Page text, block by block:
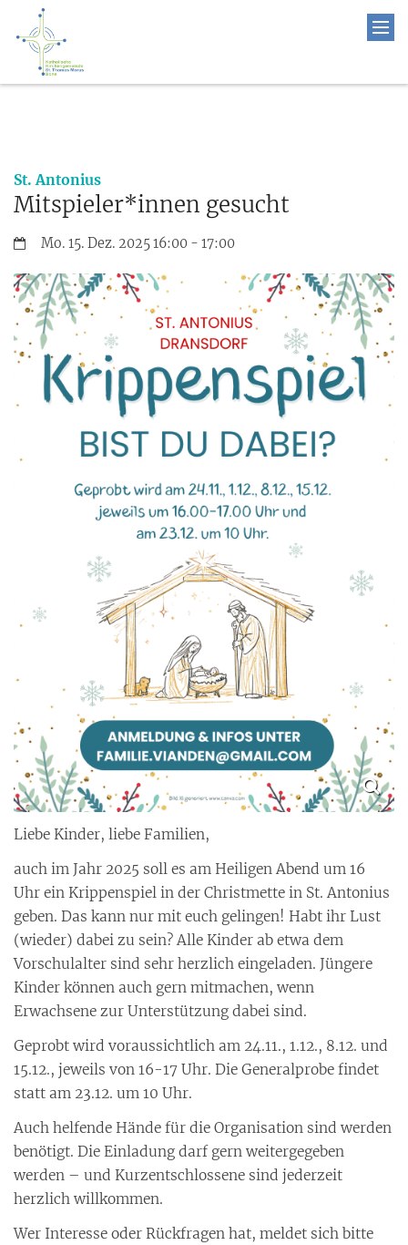
St. Antonius:
Mitspieler*innen gesucht
Datum:Mo. 15. Dez. 2025 16:00 - 17:00
Liebe Kinder, liebe Familien,
auch im Jahr 2025 soll es am Heiligen Abend um 16
Uhr ein Krippenspiel in der Christmette in St. Antonius
geben. Das kann nur mit euch gelingen! Habt ihr Lust
(wieder) dabei zu sein? Alle Kinder ab etwa dem
Vorschulalter sind sehr herzlich eingeladen. Jüngere
Kinder können auch gern mitmachen, wenn
Erwachsene zur Unterstützung dabei sind.
Geprobt wird voraussichtlich am 24.11., 1.12., 8.12. und
15.12., jeweils von 16-17 Uhr. Die Generalprobe findet
statt am 23.12. um 10 Uhr.
Auch helfende Hände für die Organisation sind werden
benötigt. Die Einladung darf gern weitergegeben
werden – und Kurzentschlossene sind jederzeit
herzlich willkommen.
Wer Interesse oder Rückfragen hat, meldet sich bitte